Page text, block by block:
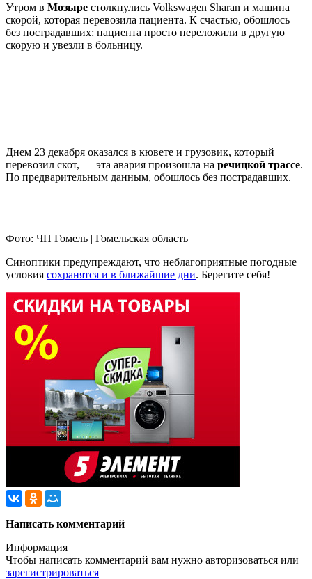
Утром в Мозыре столкнулись Volkswagen Sharan и машина
скорой, которая перевозила пациента. К счастью, обошлось
без пострадавших: пациента просто переложили в другую
скорую и увезли в больницу.
Днем 23 декабря оказался в кювете и грузовик, который
перевозил скот, — эта авария произошла на речицкой трассе.
По предварительным данным, обошлось без пострадавших.
Фото: ЧП Гомель | Гомельская область
Синоптики предупреждают, что неблагоприятные погодные
условия сохранятся и в ближайшие дни. Берегите себя!
Написать комментарий
Информация
Чтобы написать комментарий вам нужно авторизоваться или
зарегистрироваться